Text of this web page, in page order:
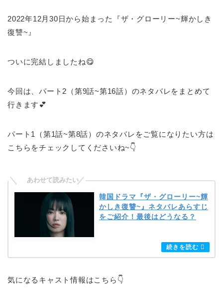
2022年12月30日から始まった『ザ・グローリー~輝かしき
復讐~』
ついに完結しましたね😋
今回は、パート2（第9話~第16話）のネタバレをまとめて
行きます💕
パート1（第1話~第8話）のネタバレをご覧になりたい方は
こちらをチェックしてくださいね~👇
韓国ドラマ『ザ・グローリー~輝
かしき復讐~』ネタバレあらすじ
をご紹介！最後はどうなる？
気になるキャスト情報はこちら👇